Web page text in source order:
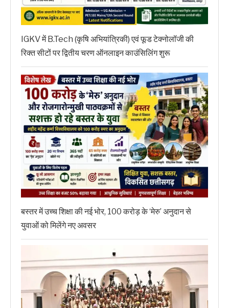
IGKV में B.Tech (कृषि अभियांत्रिकी) एवं फूड टेक्नोलॉजी की
रिक्त सीटों पर द्वितीय चरण ऑनलाइन काउंसिलिंग शुरू
बस्तर में उच्च शिक्षा की नई भोर, 100 करोड़ के ‘मेरु’ अनुदान से
युवाओं को मिलेंगे नए अवसर